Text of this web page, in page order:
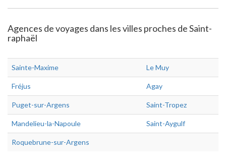
Agences de voyages dans les villes proches de Saint-
raphaël
Sainte-Maxime Le Muy
Fréjus Agay
Puget-sur-Argens Saint-Tropez
Mandelieu-la-Napoule Saint-Aygulf
Roquebrune-sur-Argens